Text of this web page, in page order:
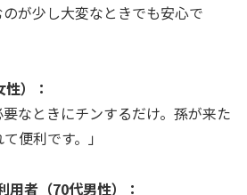
が少し大変なときでも安心で
）：
要なときにチンするだけ。孫が来た
便利です。」
用者（70代男性）：